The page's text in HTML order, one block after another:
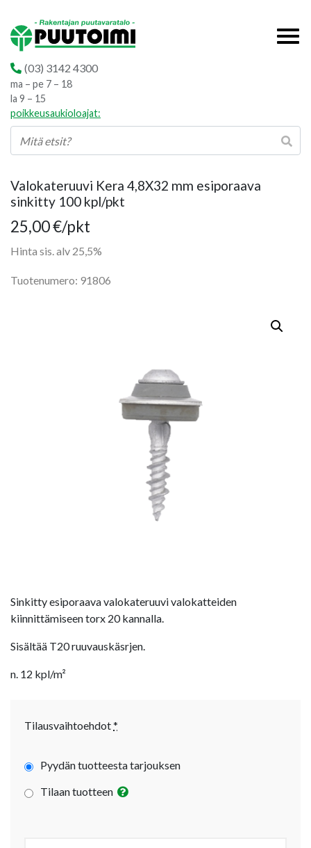
(03) 3142 4300
ma – pe 7 – 18
la 9 – 15
poikkeusaukioloajat:
Valokateruuvi Kera 4,8X32 mm esiporaava
sinkitty 100 kpl/pkt
25,00€/pkt
Hinta sis. alv 25,5%
Tuotenumero: 91806
Sinkitty esiporaava valokateruuvi valokatteiden
kiinnittämiseen torx 20 kannalla.
Sisältää T20 ruuvauskäsrjen.
n. 12 kpl/m²
Tilausvaihtoehdot*
Pyydän tuotteesta tarjouksen
Tilaan tuotteen